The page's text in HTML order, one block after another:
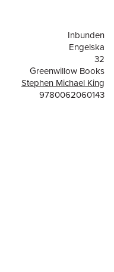
Inbunden
Engelska
32
Greenwillow Books
Stephen Michael King
9780062060143